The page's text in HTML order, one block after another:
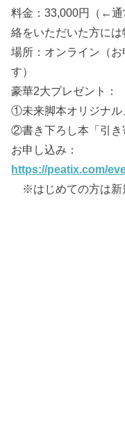
料金：33,000円（←通
絡をいただいた方には
場所：オンライン（
す）
豪華2大プレゼント：
①未来脚本オリジナル
②書き下ろし本「引き
お申し込み：
https://peatix.com/
※はじめての方は新